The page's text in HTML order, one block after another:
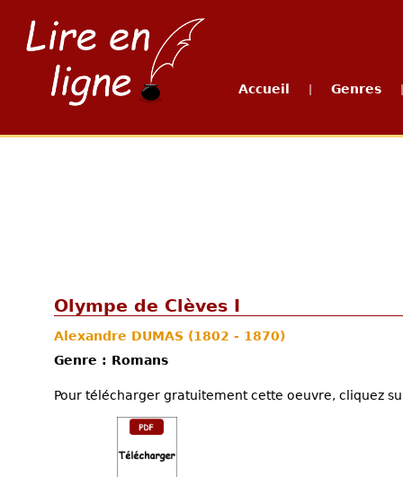
Accueil Genres
Olympe de Clèves I
Alexandre DUMAS (1802 - 1870)
Genre : Romans
Pour télécharger gratuitement cette oeuvre, cliquez